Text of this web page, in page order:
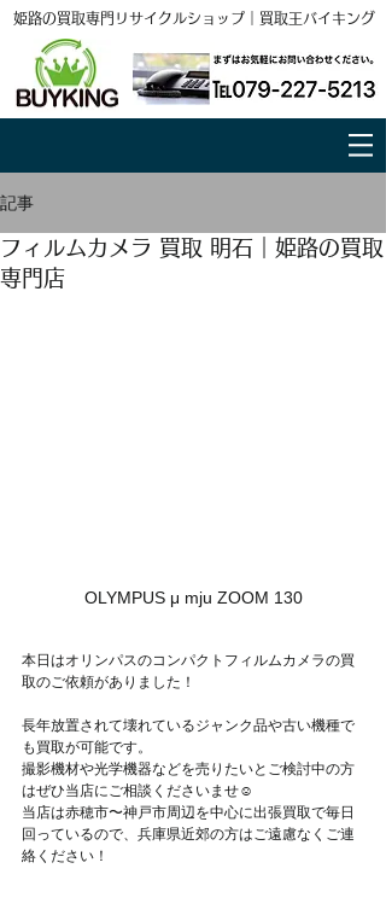
姫路の買取専門リサイクルショップ｜買取王バイキング
記事
フィルムカメラ 買取 明石｜姫路の買取
専門店
OLYMPUS μ mju ZOOM 130
本日はオリンパスのコンパクトフィルムカメラの買
取のご依頼がありました！
長年放置されて壊れているジャンク品や古い機種で
も買取が可能です。
撮影機材や光学機器などを売りたいとご検討中の方
はぜひ当店にご相談くださいませ☺
当店は赤穂市〜神戸市周辺を中心に出張買取で毎日
回っているので、兵庫県近郊の方はご遠慮なくご連
絡ください！